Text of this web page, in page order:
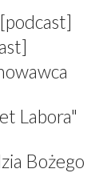
Labora"
Bożego